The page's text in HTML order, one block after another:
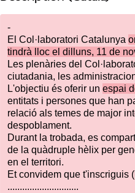
-
El Col·laboratori Catalunya
tindrà lloc el dilluns, 11 de
Les plenàries del
ciutadania, les
L'objectiu és oferir un espai
entitats i persones que han
relació als temes de major
despoblament.
Durant la trobada, es
de la quàdruple hèlix per
en el territori.
Et convidem que t'inscriguis
.............................